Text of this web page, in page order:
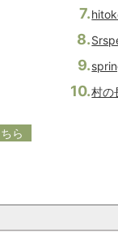
ら
村の